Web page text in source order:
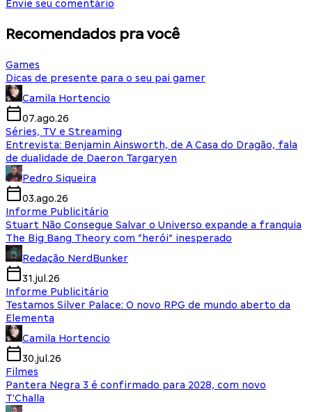
Envie seu comentário
Recomendados pra você
Games
Dicas de presente para o seu pai gamer
Camila Hortencio
07.ago.26
Séries, TV e Streaming
Entrevista: Benjamin Ainsworth, de A Casa do Dragão, fala
de dualidade de Daeron Targaryen
Pedro Siqueira
03.ago.26
Informe Publicitário
Stuart Não Consegue Salvar o Universo expande a franquia
The Big Bang Theory com “herói” inesperado
Redação NerdBunker
31.jul.26
Informe Publicitário
Testamos Silver Palace: O novo RPG de mundo aberto da
Elementa
Camila Hortencio
30.jul.26
Filmes
Pantera Negra 3 é confirmado para 2028, com novo
T'Challa